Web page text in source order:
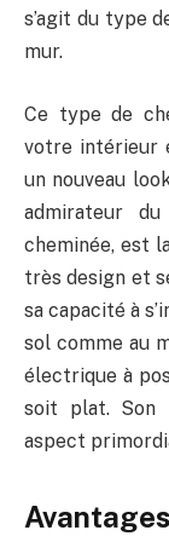
s’agit du type
mur.
Ce type de
votre intérieur
un nouveau
admirateur
cheminée, est
très design et
sa capacité à
sol comme au
électrique à
soit plat. Son
aspect